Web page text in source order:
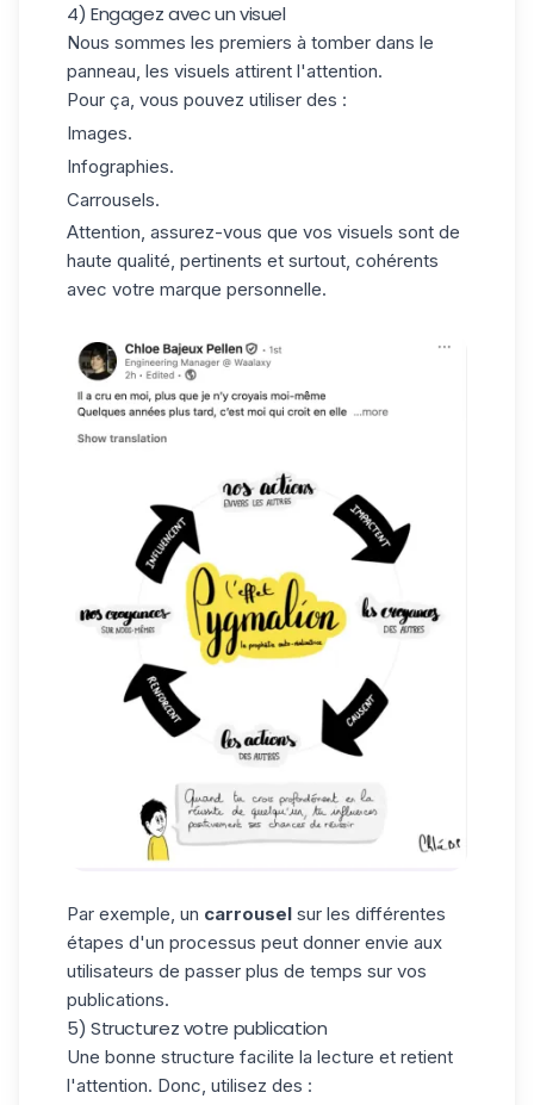
4) Engagez avec un visuel
Nous sommes les premiers à tomber dans le
panneau, les visuels attirent l'attention.
Pour ça, vous pouvez utiliser des :
Images.
Infographies.
Carrousels.
Attention, assurez-vous que vos visuels sont de
haute qualité, pertinents et surtout, cohérents
avec votre marque personnelle.
Par exemple, un carrousel sur les différentes
étapes d'un processus peut donner envie aux
utilisateurs de passer plus de temps sur vos
publications.
5) Structurez votre publication
Une bonne structure facilite la lecture et retient
l'attention. Donc, utilisez des :